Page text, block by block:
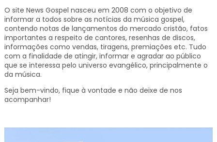
O site News Gospel nasceu em 2008 com o objetivo de
informar a todos sobre as notícias da música gospel,
contendo notas de lançamentos do mercado cristão, fatos
importantes a respeito de cantores, resenhas de discos,
informações como vendas, tiragens, premiações etc. Tudo
com a finalidade de atingir, informar e agradar ao público
que se interessa pelo universo evangélico, principalmente o
da música.
Seja bem-vindo, fique à vontade e não deixe de nos
acompanhar!